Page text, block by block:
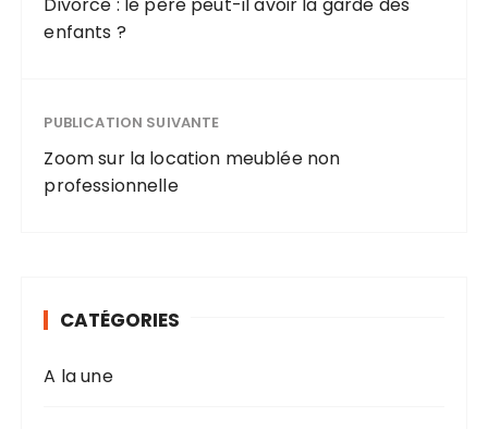
Divorce : le père peut-il avoir la garde des
enfants ?
PUBLICATION SUIVANTE
Zoom sur la location meublée non
professionnelle
CATÉGORIES
A la une